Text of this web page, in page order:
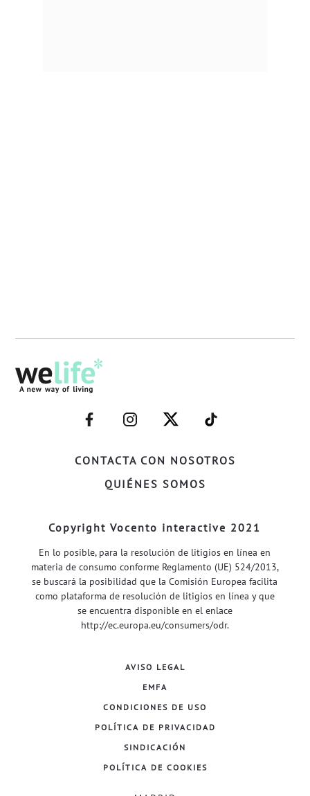
CONTACTA CON NOSOTROS
QUIÉNES SOMOS
–
FACEBOOK–
–
INSTAGRAM–
–
TWITTER–
–
WELIFE–
Copyright Vocento interactive 2021
En lo posible, para la resolución de litigios en línea en
materia de consumo conforme Reglamento (UE) 524/2013,
se buscará la posibilidad que la Comisión Europea facilita
como plataforma de resolución de litigios en línea y que
se encuentra disponible en el enlace
http://ec.europa.eu/consumers/odr.
AVISO LEGAL
EMFA
CONDICIONES DE USO
POLÍTICA DE PRIVACIDAD
SINDICACIÓN
POLÍTICA DE COOKIES